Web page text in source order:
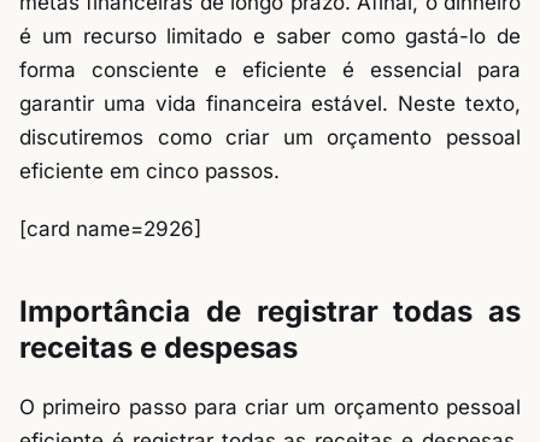
é um recurso limitado e saber como gastá-lo de
forma consciente e eficiente é essencial para
garantir uma vida financeira estável. Neste texto,
discutiremos como criar um orçamento pessoal
eficiente em cinco passos.
[card name=2926]
Importância de registrar todas as
receitas e despesas
O primeiro passo para criar um orçamento pessoal